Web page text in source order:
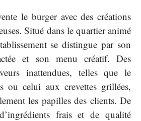
le burger avec des créations
Situé dans le quartier animé
se distingue par son
et son menu créatif. Des
inattendues, telles que le
ou celui aux crevettes grillées,
les papilles des clients. De
frais et de qualité